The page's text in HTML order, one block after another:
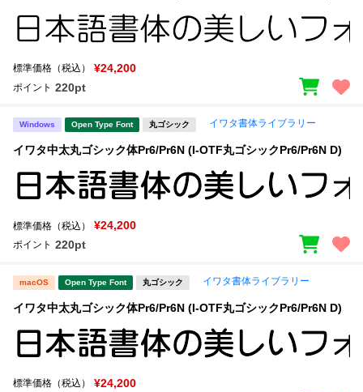
標準価格（税込） ¥24,200
ポイント 220pt
Windows Open Type Font 丸ゴシック イワタ書体ライブラリー
イワタ中太丸ゴシック体Pr6/Pr6N (I-OTF丸ゴシックPr6/Pr6N D)
標準価格（税込） ¥24,200
ポイント 220pt
macOS Open Type Font 丸ゴシック イワタ書体ライブラリー
イワタ中太丸ゴシック体Pr6/Pr6N (I-OTF丸ゴシックPr6/Pr6N D)
標準価格（税込） ¥24,200